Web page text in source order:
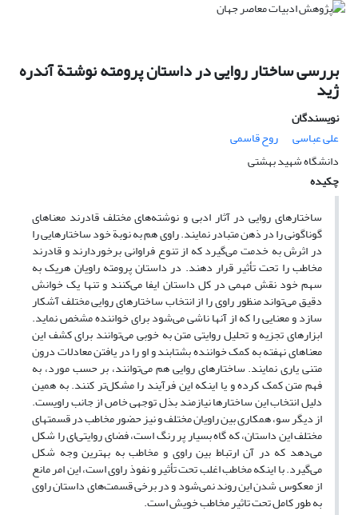
بررسی ساختار روایی در داستان پرومته نوشتة آندره
ژید
نویسندگان
علی عباسی
روح قاسمی
دانشگاه شهید بهشتی
چکیده
ساختارهای روایی در آثار ادبی و نوشته‌های مختلف قادرند معناهای
گوناگونی را در ذهن متبادر نمایند. راوی هم به نوبة خود ساختارهایی را
در اثرش به خدمت می‌گیرد که از تنوع فراوانی برخوردارند و قادرند
مخاطب را تحت تأثیر قرار دهند. در داستان پرومته راویان هریک به
سهم خود نقش مهمی در کل داستان ایفا می‌کنند و تنها یک خوانش
دقیق می‌تواند منظور راوی را از انتخاب ساختارهای روایی مختلف آشکار
سازد و معنایی را که از آنها ناشی می‌شود برای خواننده مشخص نماید.
ابزارهای تجزیه و تحلیل روایتی متن به خوبی می‌توانند برای کشف این
معناهای نهفته به کمک خواننده بشتابند و او را در یافتن معادلات درون
متنی یاری نمایند. ساختارهای روایی هم می‌توانند، بر حسب مورد، به
فهم متن کمک کرده و یا اینکه این فرآیند را مشکل‌تر کنند. به همین
دلیل انتخاب این ساختارها نیازمند بذل توجهی خاص از جانب راویست.
از دیگر سو، همکاری بین راویان مختلف و نیز حضور مخاطب در قسمتهای
مختلف این داستان، که گاه بسیار پر رنگ است، فضای روایتی‌ای را شکل
می‌دهد که در آن ارتباط بین راوی و مخاطب به بهترین وجه شکل
می‌گیرد. با اینکه مخاطب اغلب تحت تأثیر و نفوذ راوی است، این امر مانع
از معکوس شدن این روند نمی‌شود و در برخی قسمت‌های داستان راوی
به طور کامل تحت تاثیر مخاطب خویش است.